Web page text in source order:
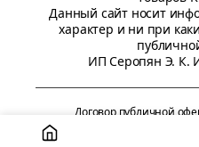
Данный сайт носит
характер и ни при
ИП Серопян Э. К.
Договор публичной